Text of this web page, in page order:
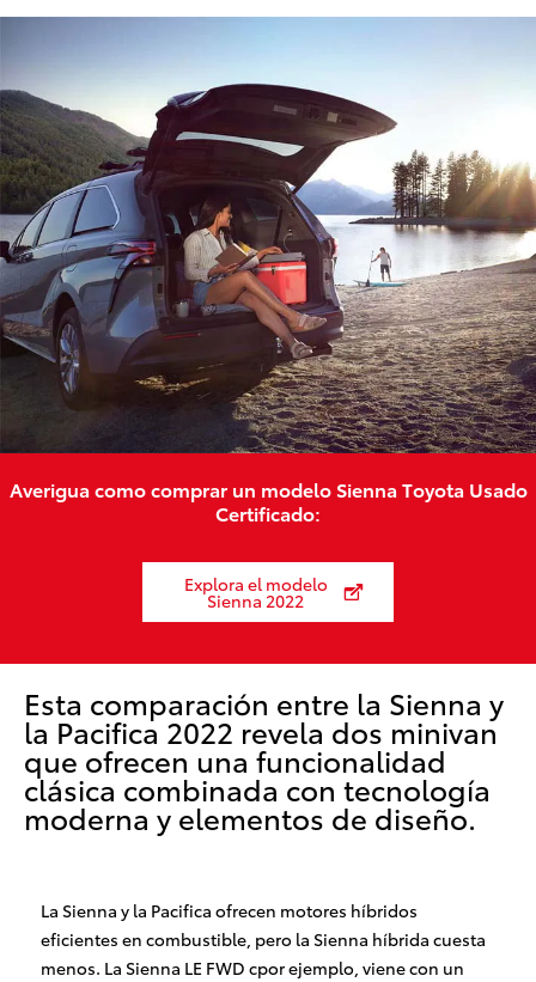
Esta comparación entre la Sienna y
la Pacifica 2022 revela dos minivan
que ofrecen una funcionalidad
clásica combinada con tecnología
moderna y elementos de diseño.
La Sienna y la Pacifica ofrecen motores híbridos
eficientes en combustible, pero la Sienna híbrida cuesta
menos. La Sienna LE FWD cpor ejemplo, viene con un
Averigua como comprar un modelo Sienna Toyota Usado
Certificado:
Explora el modelo
Sienna 2022